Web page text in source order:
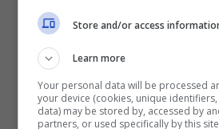
Un post condiviso da
Ovviamente, le scarpe
Store and/or access
Learn more
Your personal data will be processed
your device (cookies, unique
data) may be stored by, accessed by
partners, or used specifically by this